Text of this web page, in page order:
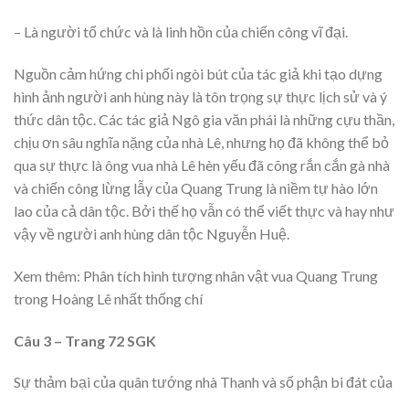
– Là người tổ chức và là linh hồn của chiến công vĩ đại.
Nguồn cảm hứng chi phối ngòi bút của tác giả khi tạo dựng
hình ảnh người anh hùng này là tôn trọng sự thực lịch sử và ý
thức dân tộc. Các tác giả Ngô gia văn phái là những cựu thần,
chịu ơn sâu nghĩa nặng của nhà Lê, nhưng họ đã không thể bỏ
qua sự thực là ông vua nhà Lê hèn yếu đã cõng rắn cắn gà nhà
và chiến công lừng lẫy của Quang Trung là niềm tự hào lớn
lao của cả dân tộc. Bởi thế họ vẫn có thể viết thực và hay như
vậy về người anh hùng dân tộc Nguyễn Huệ.
Xem thêm: Phân tích hình tượng nhân vật vua Quang Trung
trong Hoàng Lê nhất thống chí
Câu 3 – Trang 72 SGK
Sự thảm bại của quân tướng nhà Thanh và số phận bi đát của